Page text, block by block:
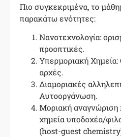
Πιο συγκεκριμένα, το
παρακάτω ενότητες:
Νανοτεχνολογία:
προοπτικές.
Υπερμοριακή Χημεία:
αρχές.
Διαμοριακές
Αυτοοργάνωση.
Μοριακή αναγνώριση
χημεία υποδοχέα/
(host-guest